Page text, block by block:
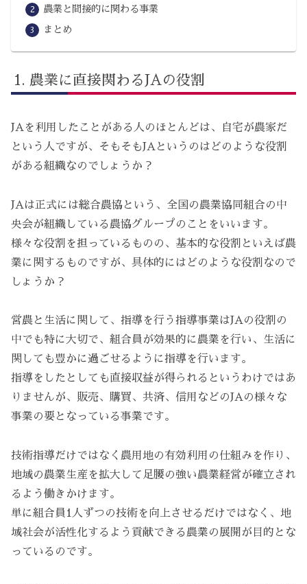
農業と間接的に関わる事業
まとめ
農業に直接関わるJAの役割
JAを利用したことがある人のほとんどは、自宅が農家だ
という人ですが、そもそもJAというのはどのような役割
がある組織なのでしょうか？
JAは正式には総合農協という、全国の農業協同組合の中
央会が組織している農協グループのことをいいます。
様々な役割を担っているものの、基本的な役割といえば農
業に関するものですが、具体的にはどのような役割なので
しょうか？
営農と生活に関して、指導を行う指導事業はJAの役割の
中でも特に大切で、組合員が効果的に農業を行い、生活に
関しても豊かに過ごせるように指導を行います。
指導をしたとしても直接収益が得られるというわけではあ
りませんが、販売、購買、共済、信用などのJAの様々な
事業の要となっている事業です。
技術指導だけではなく農用地の有効利用の仕組みを作り、
地域の農業生産を拡大して足腰の強い農業経営が確立され
るよう働きかけます。
単に組合員1人ずつの技術を向上させるだけではなく、地
域社会が活性化するよう貢献できる農業の展開が目的とな
っているのです。